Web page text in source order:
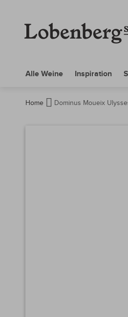
Alle Weine Inspiration
Home Dominus Moueix